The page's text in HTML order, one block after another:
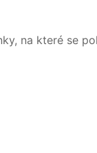
na které se